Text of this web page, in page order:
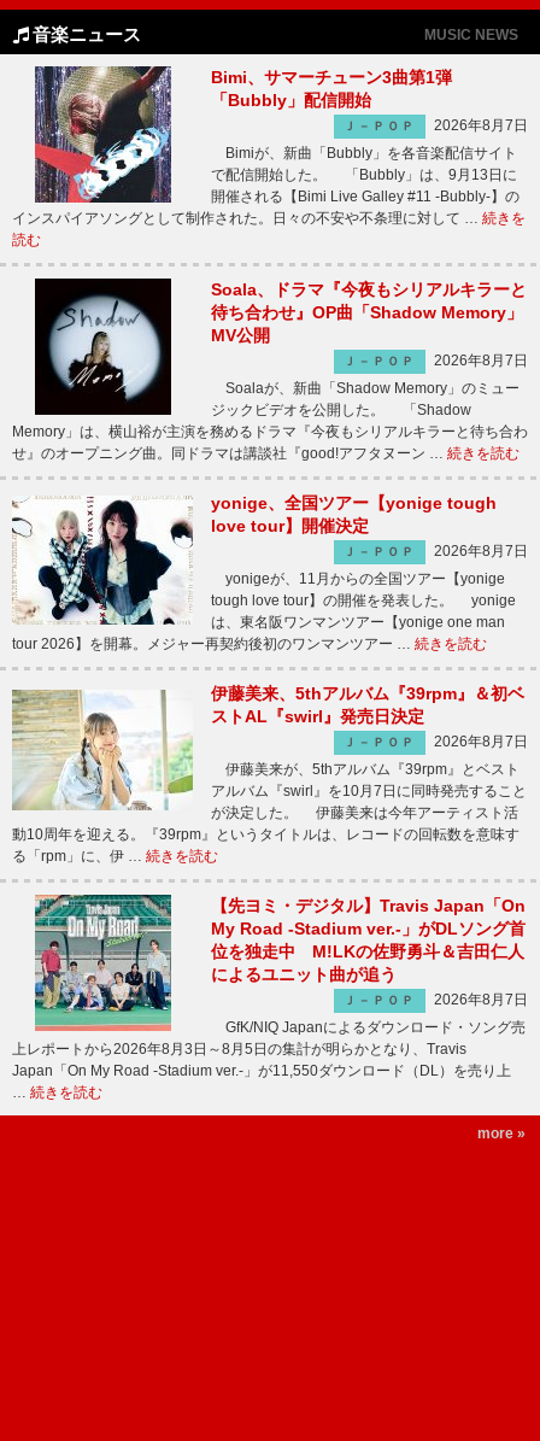
音楽ニュース MUSIC NEWS
Bimi、サマーチューン3曲第1弾
「Bubbly」配信開始
Ｊ－ＰＯＰ
2026年8月7日
Bimiが、新曲「Bubbly」を各音楽配信サイト
で配信開始した。 「Bubbly」は、9月13日に
開催される【Bimi Live Galley #11 -Bubbly-】の
インスパイアソングとして制作された。日々の不安や不条理に対して … 続きを
読む
Soala、ドラマ『今夜もシリアルキラーと
待ち合わせ』OP曲「Shadow Memory」
MV公開
Ｊ－ＰＯＰ
2026年8月7日
Soalaが、新曲「Shadow Memory」のミュー
ジックビデオを公開した。 「Shadow
Memory」は、横山裕が主演を務めるドラマ『今夜もシリアルキラーと待ち合わ
せ』のオープニング曲。同ドラマは講談社『good!アフタヌーン … 続きを読む
yonige、全国ツアー【yonige tough
love tour】開催決定
Ｊ－ＰＯＰ
2026年8月7日
yonigeが、11月からの全国ツアー【yonige
tough love tour】の開催を発表した。 yonige
は、東名阪ワンマンツアー【yonige one man
tour 2026】を開幕。メジャー再契約後初のワンマンツアー … 続きを読む
伊藤美来、5thアルバム『39rpm』＆初ベ
ストAL『swirl』発売日決定
Ｊ－ＰＯＰ
2026年8月7日
伊藤美来が、5thアルバム『39rpm』とベスト
アルバム『swirl』を10月7日に同時発売すること
が決定した。 伊藤美来は今年アーティスト活
動10周年を迎える。『39rpm』というタイトルは、レコードの回転数を意味す
る「rpm」に、伊 … 続きを読む
【先ヨミ・デジタル】Travis Japan「On
My Road -Stadium ver.-」がDLソング首
位を独走中 M!LKの佐野勇斗＆吉田仁人
によるユニット曲が追う
Ｊ－ＰＯＰ
2026年8月7日
GfK/NIQ Japanによるダウンロード・ソング売
上レポートから2026年8月3日～8月5日の集計が明らかとなり、Travis
Japan「On My Road -Stadium ver.-」が11,550ダウンロード（DL）を売り上
… 続きを読む
more »